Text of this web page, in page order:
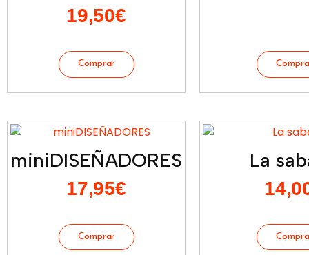
19,50€
miniDISEÑADORES
17,95€
La